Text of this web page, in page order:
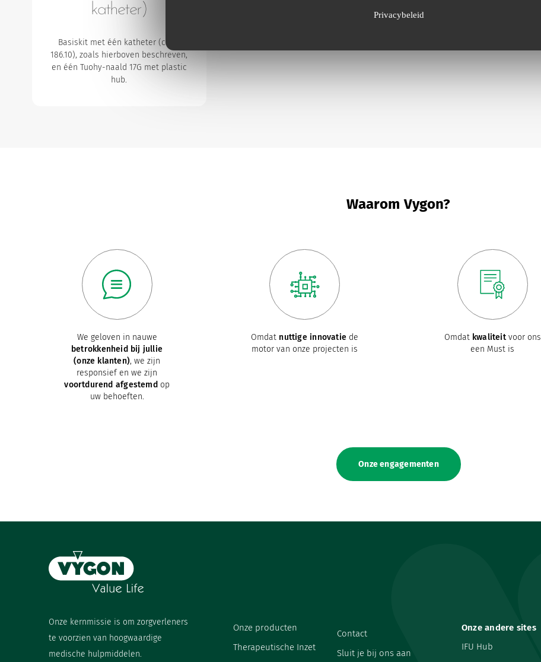
Privacybeleid
katheter)
Basiskit met één katheter (code
186.10), zoals hierboven beschreven,
en één Tuohy-naald 17G met plastic
hub.
Waarom Vygon?
We geloven in nauwe
betrokkenheid bij jullie
(onze klanten), we zijn
responsief en we zijn
voortdurend afgestemd op
uw behoeften.
Omdat nuttige innovatiede
motor van onze projecten is
Omdat kwaliteitvoor ons
een Must is
Onze engagementen
Onze kernmissie is om zorgverleners
te voorzien van hoogwaardige
medische hulpmiddelen.
Onze producten
Therapeutische Inzet
Contact
Sluit je bij ons aan
Onze andere sites
IFU Hub